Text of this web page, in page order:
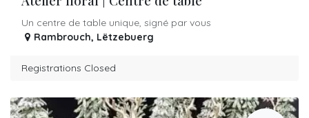
Un centre de table unique, signé par vous
Rambrouch, Lëtzebuerg
Registrations Closed